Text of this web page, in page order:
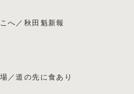
へ／秋田魁新報
／道の先に食あり